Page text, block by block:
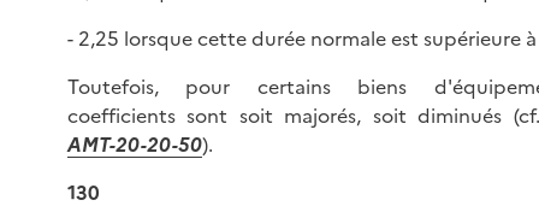
- 2,25 lorsque cette durée normale est supérieure à
Toutefois, pour certains biens
coefficients sont soit majorés, soit diminués
AMT-20-20-50).
130